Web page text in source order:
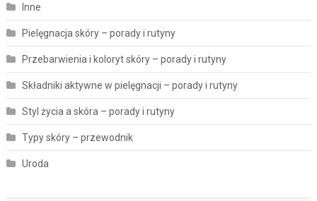
Inne
Pielęgnacja skóry – porady i rutyny
Przebarwienia i koloryt skóry – porady i rutyny
Składniki aktywne w pielęgnacji – porady i rutyny
Styl życia a skóra – porady i rutyny
Typy skóry – przewodnik
Uroda